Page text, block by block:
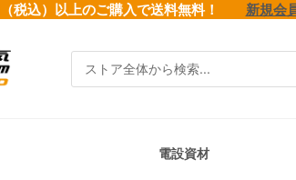
税込）以上のご購入で送料無料！ 新規会
検索
電設資材